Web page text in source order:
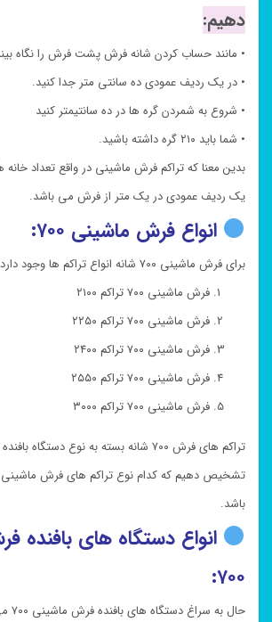
دهیم:
• مانند حساب کردن شانه فرش پشت فرش را نگاه
• در یک ردیف عمودی ده سانتی متر جدا کنید.
• شروع به شمردن گره ها در ده سانتیمتر کنید
• شما باید ۲۱۰ گره داشته باشید.
بدین معنا که تراکم فرش ماشینی در واقع تعداد
یک ردیف عمودی در یک متر از فرش می باشد.
انواع فرش ماشینی ۷۰۰:
برای فرش ماشینی ۷۰۰ شانه انواع تراکم ها وجود دارد که عبارتند از:
فرش ماشینی ۷۰۰ تراکم ۲۱۰۰
فرش ماشینی ۷۰۰ تراکم ۲۲۵۰
فرش ماشینی ۷۰۰ تراکم ۲۴۰۰
فرش ماشینی ۷۰۰ تراکم ۲۵۵۰
فرش ماشینی ۷۰۰ تراکم ۳۰۰۰
تراکم های فرش ۷۰۰ شانه بسته به نوع
باشد.
انواع دستگاه های بافنده
۷۰۰: